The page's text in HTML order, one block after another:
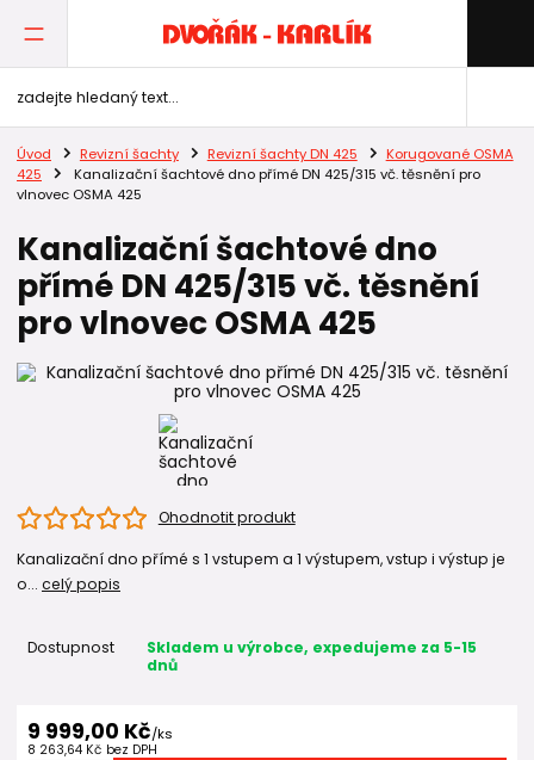
Úvod Revizní šachty Revizní šachty DN 425
Korugované OSMA
425
Kanalizační šachtové dno přímé DN 425/315 vč. těsnění pro
vlnovec OSMA 425
Kanalizační šachtové dno
přímé DN 425/315 vč. těsnění
pro vlnovec OSMA 425
Ohodnotit produkt
Kanalizační dno přímé s 1 vstupem a 1 výstupem, vstup i výstup je
o... celý popis
Dostupnost
Skladem u výrobce, expedujeme za 5-15
dnů
9 999,00 Kč/ks
8 263,64 Kč bez DPH